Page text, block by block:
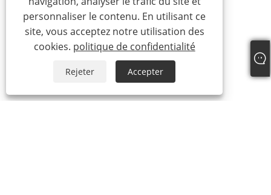
personnaliser le contenu. En utilisant ce
site, vous acceptez notre utilisation des
cookies. politique de confidentialité
Rejeter Accepter